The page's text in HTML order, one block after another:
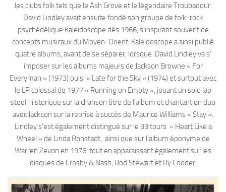
les clubs folk tels que le Ash Grove et le légendaire Troubadour.
David Lindley avait ensuite fondé son groupe de folk-rock
psychédélique Kaleidoscope dés 1966, s’inspirant souvent de
concepts musicaux du Moyen-Orient. Kaleidoscope a ainsi publié
quatre albums, avant de se séparer, lorsque David Lindley va s’
imposer sur les albums majeurs de Jackson Browne « For
Everyman » (1973) puis « Late for the Sky » (1974) et surtout avec
le LP colossal de 1977 « Running on Empty », jouant un solo lap
steel historique sur la chanson titre de l’album et chantant en duo
avec Jackson sur la reprise à succès de Maurice Williams « Stay ».
Lindley s’est également distingué sur le 33 tours « Heart Like a
Wheel » de Linda Ronstadt, ainsi que sur l’album éponyme de
Warren Zevon en 1976, tout en apparaissant également sur les
disques de Crosby & Nash, Rod Stewart et Ry Cooder.